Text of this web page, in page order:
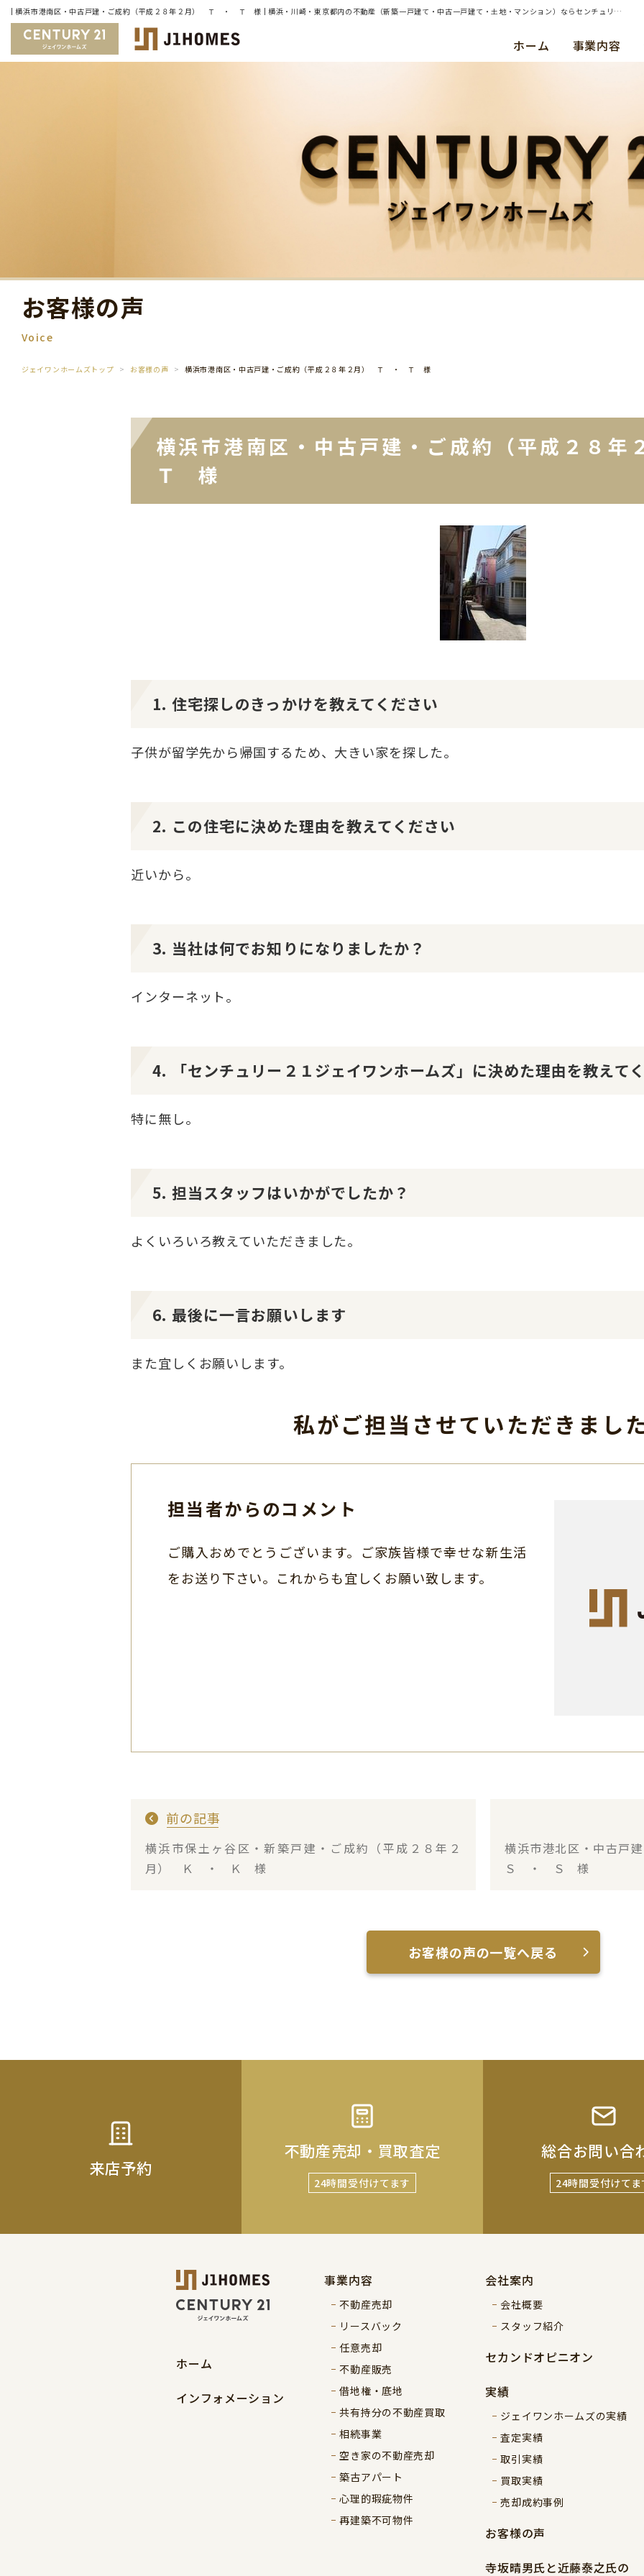
| 横浜市港南区・中古戸建・ご成約（平成２８年２月） Ｔ ・ Ｔ 様 | 横浜・川崎・東京都内の不動産（新築一戸建て・中古一戸建て・土地・マンション）ならセンチュリー21ジェイワンホームズ
ホーム 事業内容
お客様の声
Voice
ジェイワンホームズトップ お客様の声 横浜市港南区・中古戸建・ご成約（平成２８年２月） Ｔ ・ Ｔ 様
横浜市港南区・中古戸建・ご成約（平成２
Ｔ 様
1. 住宅探しのきっかけを教えてください
子供が留学先から帰国するため、大きい家を探した。
2. この住宅に決めた理由を教えてください
近いから。
3. 当社は何でお知りになりましたか？
インターネット。
4. 「センチュリー２１ジェイワンホームズ」に決めた理由を教えて
特に無し。
5. 担当スタッフはいかがでしたか？
よくいろいろ教えていただきました。
6. 最後に一言お願いします
また宜しくお願いします。
私がご担当させていただきまし
担当者からのコメント
ご購入おめでとうございます。ご家族皆様で幸せな新生活
をお送り下さい。これからも宜しくお願い致します。
前の記事
横浜市保土ヶ谷区・新築戸建・ご成約（平成２８年２
月） Ｋ ・ Ｋ 様
横浜市港北区・中古戸
Ｓ ・ Ｓ 様
お客様の声の一覧へ戻る
来店予約
不動産売却・買取査定
24時間受付けてます
総合お問い合
24時間受付けてま
ホーム
インフォメーション
事業内容
不動産売却
リースバック
任意売却
不動産販売
借地権・底地
共有持分の不動産買取
相続事業
空き家の不動産売却
築古アパート
心理的瑕疵物件
再建築不可物件
会社案内
会社概要
スタッフ紹介
セカンドオピニオン
実績
ジェイワンホームズの実績
査定実績
取引実績
買取実績
売却成約事例
お客様の声
寺坂晴男氏と近藤泰之氏の